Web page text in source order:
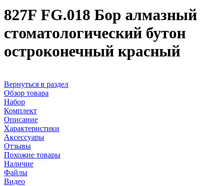
827F FG.018 Бор алмазный
стоматологический бутон
остроконечный красный
Вернуться в раздел
Обзор товара
Набор
Комплект
Описание
Характеристики
Аксессуары
Отзывы
Похожие товары
Наличие
Файлы
Видео